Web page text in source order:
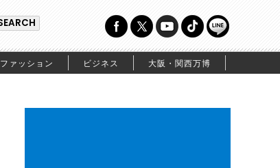
ファッション ビジネス 大阪・関西万博